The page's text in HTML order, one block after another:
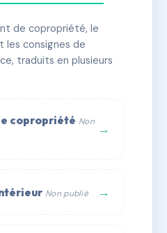
🏗 1 bâtiment(s)
de copropriété, le
consignes de
traduits en plusieurs
copropriété Non →
Non publié →